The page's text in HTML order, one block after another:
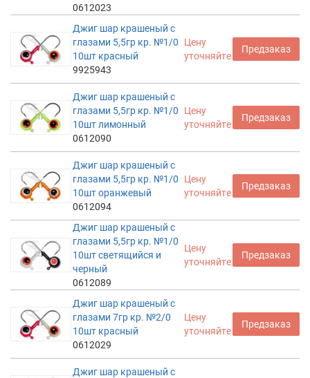
0612023
Джиг шар крашеный с
глазами 5,5гр кр. №1/0
10шт красный
9925943
Цену
уточняйте
Предзаказ
Джиг шар крашеный с
глазами 5,5гр кр. №1/0
10шт лимонный
0612090
Цену
уточняйте
Предзаказ
Джиг шар крашеный с
глазами 5,5гр кр. №1/0
10шт оранжевый
0612094
Цену
уточняйте
Предзаказ
Джиг шар крашеный с
глазами 5,5гр кр. №1/0
10шт светящийся и
черный
0612089
Цену
уточняйте
Предзаказ
Джиг шар крашеный с
глазами 7гр кр. №2/0
10шт красный
0612029
Цену
уточняйте
Предзаказ
Джиг шар крашеный с